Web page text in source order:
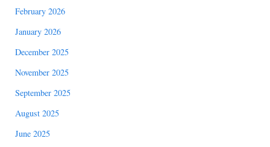
February 2026
January 2026
December 2025
November 2025
September 2025
August 2025
June 2025